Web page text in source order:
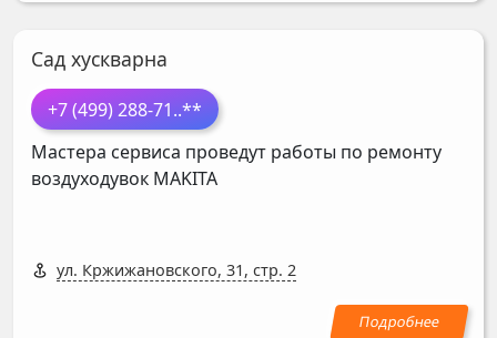
Сад хускварна
+7 (499) 288-71..**
Мастера сервиса проведут работы по ремонту
воздуходувок MAKITA
ул. Кржижановского, 31, стр. 2